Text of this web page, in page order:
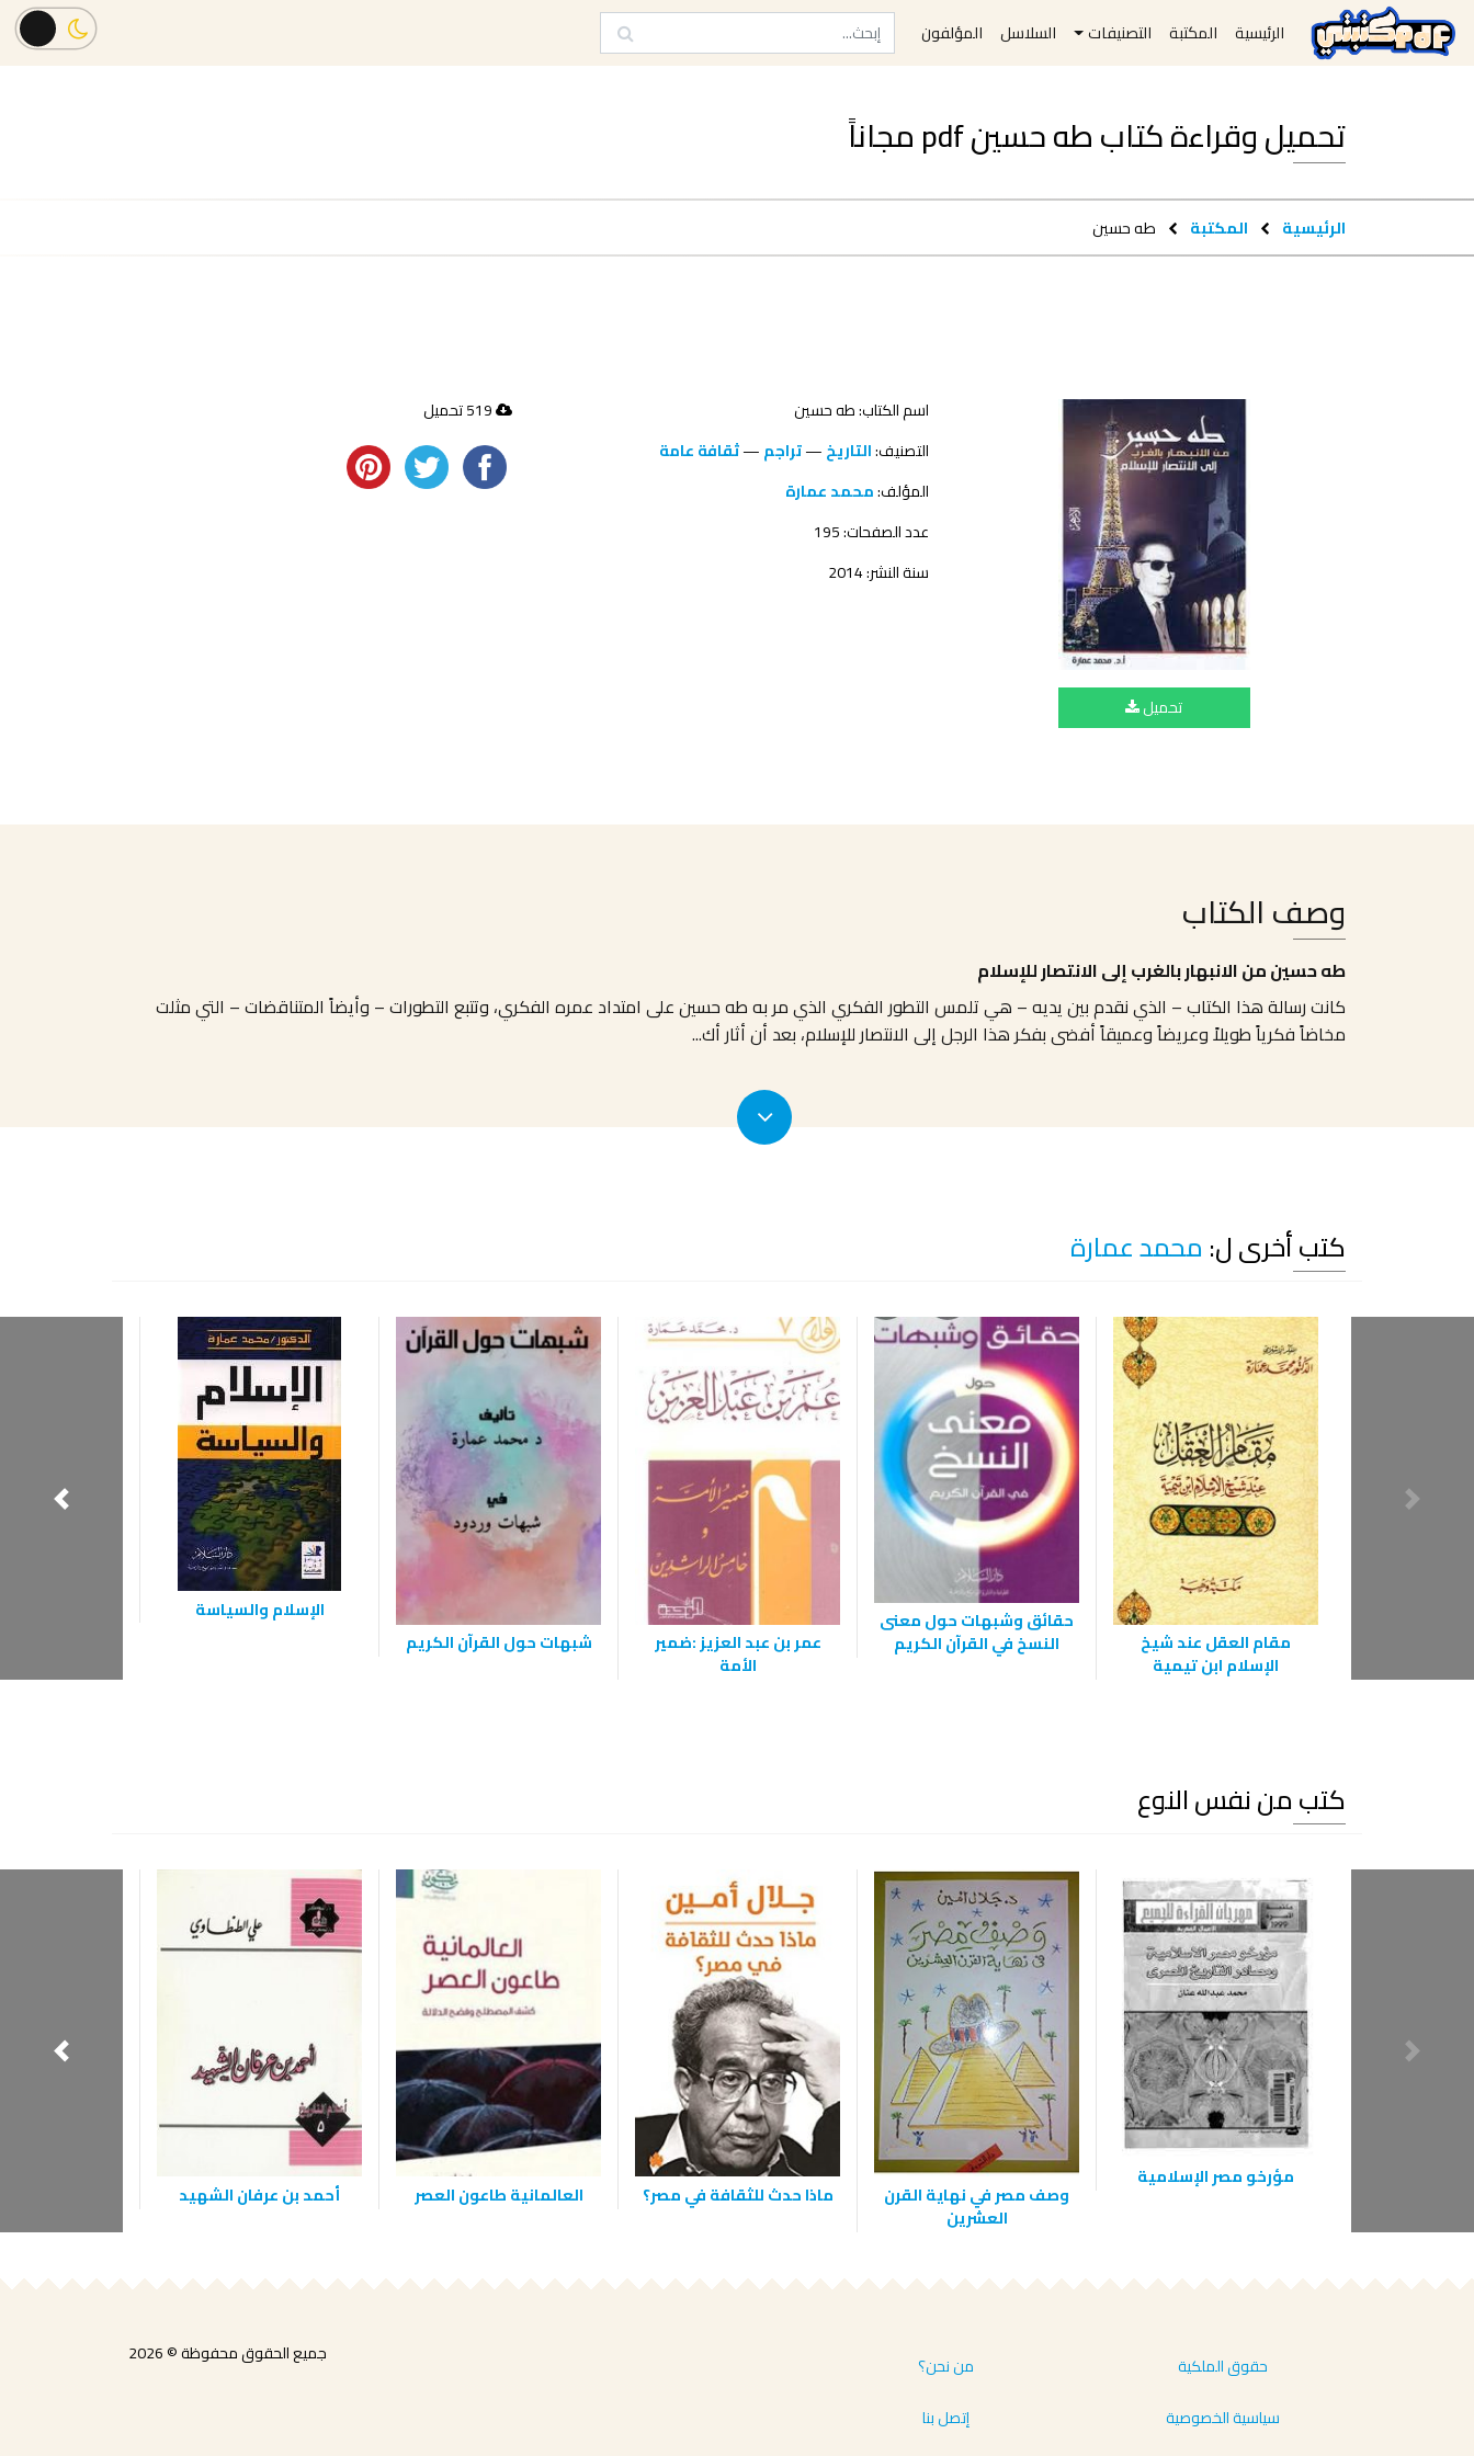
الرئيسية المكتبة التصنيفات السلاسل المؤلفون
تحميل وقراءة كتاب طه حسين pdf مجاناً
الرئيسية المكتبة طه حسين
تحميل
اسم الكتاب: طه حسين
التصنيف:التاريخ—تراجم—ثقافة عامة
المؤلف:محمد عمارة
عدد الصفحات: 195
سنة النشر: 2014
وصف الكتاب
طه حسين من الانبهار بالغرب إلى الانتصار للإسلام
كانت رسالة هذا الكتاب – الذي نقدم بين يديه – هي تلمس التطور الفكري الذي مر به طه حسين على امتداد عمره الفكري، وتتبع التطورات – وأيضاً المتناقضات – التي مثلت
مخاضاً فكرياً طويلاً وعريضاً وعميقاً أفضى بفكر هذا الرجل إلى الانتصار للإسلام، بعد أن أثار أك...
كتب أخرى ل: محمد عمارة
مقام العقل عند شيخ
الإسلام ابن تيمية
حقائق وشبهات حول معنى
النسخ في القرآن الكريم عمر بن عبد العزيز :ضمير
الأمة
شبهات حول القرآن الكريم
الإسلام والسياسة
كتب من نفس النوع
مؤرخو مصر الإسلامية
وصف مصر في نهاية القرن
العشرين
ماذا حدث للثقافة في مصر؟ العالمانية طاعون العصر أحمد بن عرفان الشهيد
حقوق الملكية
سياسية الخصوصية
من نحن؟
إتصل بنا
جميع الحقوق محفوظة © 2026